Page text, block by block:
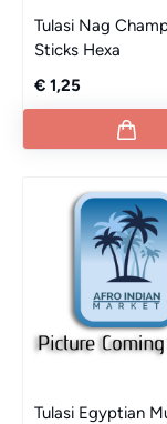
Tulasi Nag
Sticks Hexa
€ 1,25
Tulasi Egyptian